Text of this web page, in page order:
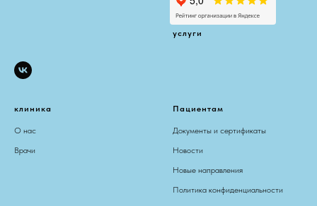
услуги
клиника
О нас
Врачи
Пациентам
Документы и сертификаты
Новости
Новые направления
Политика конфиденциальности